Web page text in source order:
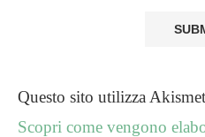
Questo sito utilizza
Scopri come vengono